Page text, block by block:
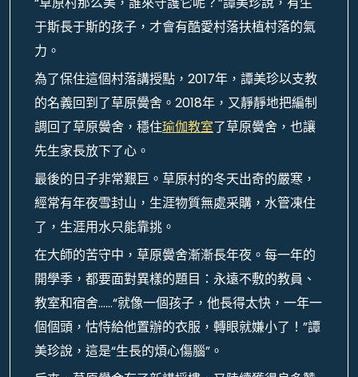
于斯長于斯的孩子，才會有酷愛村落扶植村落的氣
力。
為了保住這個村落講授點，2017年，譚美珍以支教
的名義回到了草原黌舍。2018年，又靜靜地把編制
調回了草原黌舍，穩住瑜伽教室了草原黌舍，也讓
先生家長放下了心。
最後的日子非常艱巨。草原村的冬天出奇的嚴寒，
經常有年夜雪封山，生涯物質無處采購，水管凍住
了，生涯用水只能靠挑。
在大師的苦守中，草原黌舍漸漸長年夜。每一年的
開學季，都要面對異樣的題目：永遠不敷的教員、
教室和宿舍……“就像一個孩子，他長得太快，一年一
個個頭，怙恃給他置辦的衣服，轉眼就嫌小了！”譚
美珍說，這是“生長的煩心傷腦”。